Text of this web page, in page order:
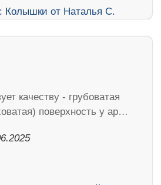
качеству - грубоватая
поверхность у ар…